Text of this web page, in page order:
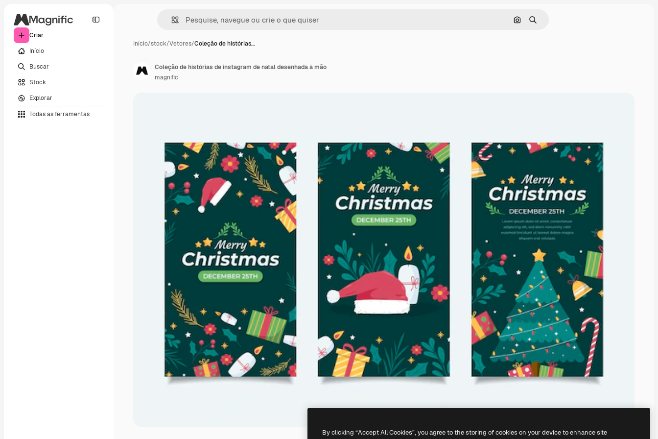
Criar
Início
Buscar
Stock
Explorar
Todas as ferramentas
Pesquisar por imagem
Buscar
Início/stock/Vetores/Coleção de histórias…
Coleção de histórias de instagram de natal desenhada à mão
magnific
By clicking “Accept All Cookies”, you agree to the storing of cookies on your device to enhance site